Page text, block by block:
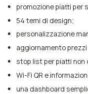
promozione piatti per
54 temi di design;
personalizzazione
aggiornamento prezzi
stop list per piatti non
Wi-Fi QR e
una dashboard